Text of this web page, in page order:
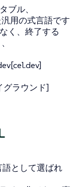
ブル、
用の式言語です
く、終了する
グラウンド]
として選ばれ